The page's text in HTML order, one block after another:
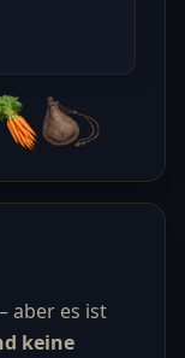
aber es ist
keine